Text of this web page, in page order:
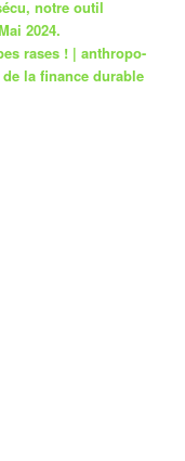
notre outil
2024.
rases ! | anthropo-
la finance durable